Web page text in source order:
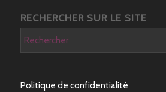
RECHERCHER SUR LE SITE
Politique de confidentialité